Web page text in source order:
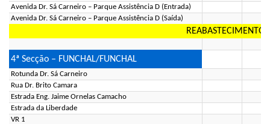
Avenida Dr. Sá Carneiro – Parque Assistência D (Entrada)
Avenida Dr. Sá Carneiro – Parque Assistência D (Saída)
REABASTECIMENTO
4ª Secção – FUNCHAL/FUNCHAL
Rotunda Dr. Sá Carneiro
Rua Dr. Brito Camara
Estrada Eng. Jaime Ornelas Camacho
Estrada da Liberdade
VR 1